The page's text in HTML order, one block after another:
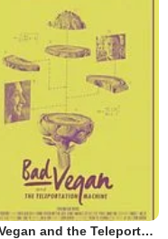
Bad Vegan and the Teleportation Machine